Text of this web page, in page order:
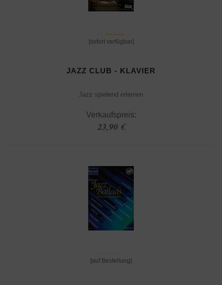
[sofort verfügbar]
JAZZ CLUB - KLAVIER
Jazz spielend erlernen
Verkaufspreis:
23,90 €
[auf Bestellung]